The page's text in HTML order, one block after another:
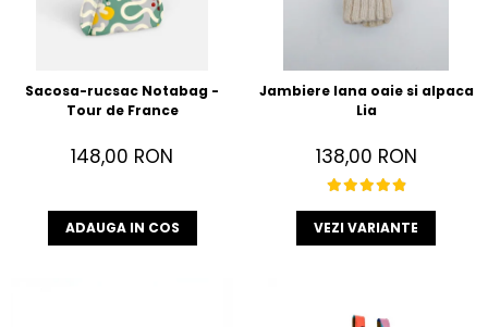
Sacosa-rucsac Notabag -
Tour de France
148,00 RON
ADAUGA IN COS
Jambiere lana oaie si alpaca
Lia
138,00 RON
VEZI VARIANTE